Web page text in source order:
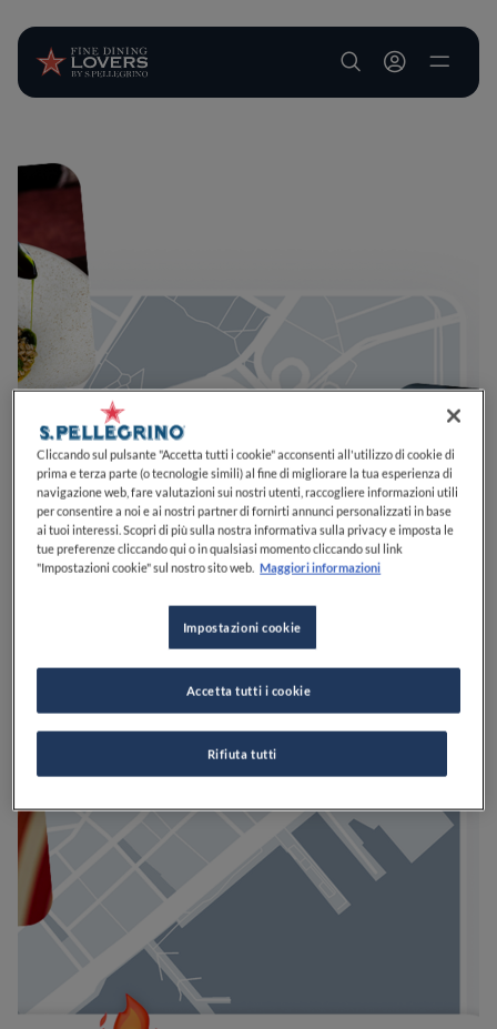
User account
Cliccando sul pulsante "Accetta tutti i cookie" acconsenti all'utilizzo di cookie di
prima e terza parte (o tecnologie simili) al fine di migliorare la tua esperienza di
navigazione web, fare valutazioni sui nostri utenti, raccogliere informazioni utili
per consentire a noi e ai nostri partner di fornirti annunci personalizzati in base
ai tuoi interessi. Scopri di più sulla nostra informativa sulla privacy e imposta le
tue preferenze cliccando qui o in qualsiasi momento cliccando sul link
"Impostazioni cookie" sul nostro sito web. Maggiori informazioni
Impostazioni cookie
Rifiuta tutti
Accetta tutti i cookie